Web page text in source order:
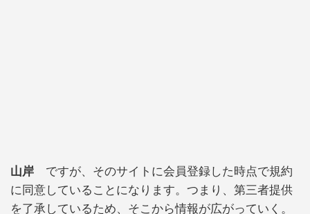
山岸 ですが、そのサイトに会員登録した時点で規約
に同意していることになります。つまり、第三者提供
を了承しているため、そこから情報が広がっていく。